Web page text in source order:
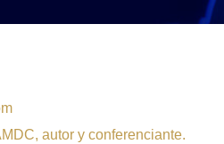
autor y conferenciante.